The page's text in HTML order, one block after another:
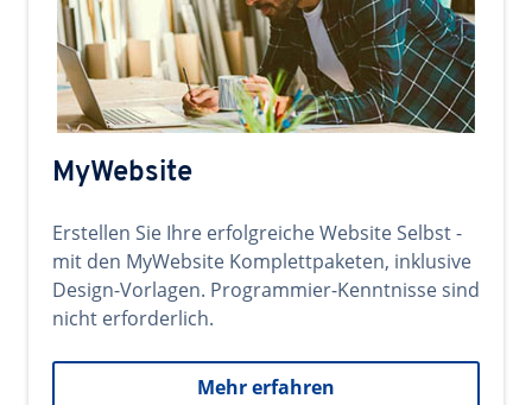
MyWebsite
Erstellen Sie Ihre erfolgreiche Website Selbst -
mit den MyWebsite Komplettpaketen, inklusive
Design-Vorlagen. Programmier-Kenntnisse sind
nicht erforderlich.
Mehr erfahren